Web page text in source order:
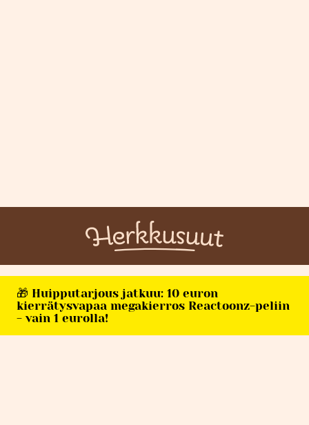
🎁 Huipputarjous jatkuu: 10 euron
kierrätysvapaa megakierros Reactoonz-peliin
- vain 1 eurolla!